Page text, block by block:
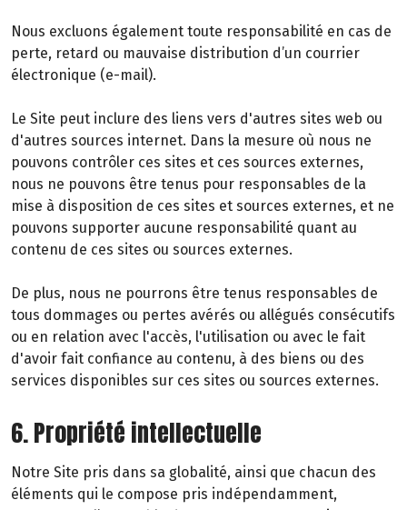
Nous excluons également toute responsabilité en cas de
perte, retard ou mauvaise distribution d’un courrier
électronique (e-mail).
Le Site peut inclure des liens vers d'autres sites web ou
d'autres sources internet. Dans la mesure où nous ne
pouvons contrôler ces sites et ces sources externes,
nous ne pouvons être tenus pour responsables de la
mise à disposition de ces sites et sources externes, et ne
pouvons supporter aucune responsabilité quant au
contenu de ces sites ou sources externes.
De plus, nous ne pourrons être tenus responsables de
tous dommages ou pertes avérés ou allégués consécutifs
ou en relation avec l'accès, l'utilisation ou avec le fait
d'avoir fait confiance au contenu, à des biens ou des
services disponibles sur ces sites ou sources externes.
6. Propriété intellectuelle
Notre Site pris dans sa globalité, ainsi que chacun des
éléments qui le compose pris indépendamment,